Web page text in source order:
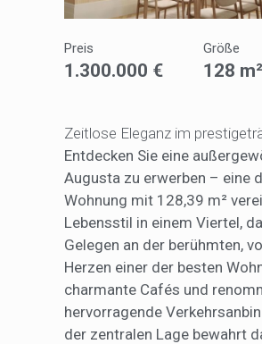
Preis
1.300.000 €
Größe
128 m²
Zeitlose Eleganz im
Entdecken Sie eine
Augusta zu erwerben – eine
Wohnung mit 128,39 m²
Lebensstil in einem Viertel,
Gelegen an der berühmten,
Herzen einer der besten
charmante Cafés und
hervorragende
der zentralen Lage bewahrt